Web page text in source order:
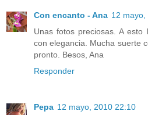
Con encanto - Ana 12 mayo,
Unas fotos preciosas. A
con elegancia. Mucha suerte
pronto. Besos, Ana
Responder
Pepa 12 mayo, 2010 22:10